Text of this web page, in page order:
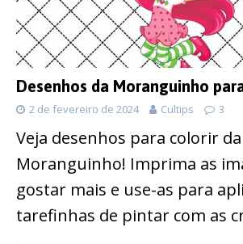
Desenhos da Moranguinho
2 de fevereiro de 2024 Cultips 3
Veja desenhos para colorir da
Moranguinho! Imprima as
gostar mais e use-as para
tarefinhas de pintar com as